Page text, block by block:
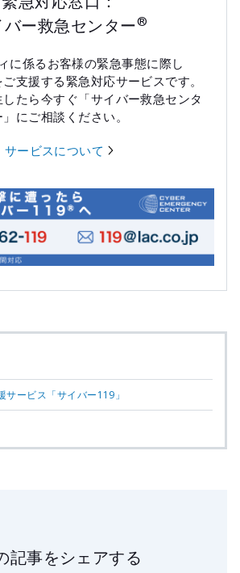
バー救急センター®
に係るお客様の緊急事態に際し
支援する緊急対応サービスです。
たら今すぐ「サイバー救急センタ
」にご相談ください。
サービスについて
サービス「サイバー119」
記事をシェアする